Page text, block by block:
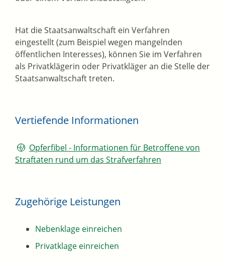
Hat die Staatsanwaltschaft ein Verfahren
eingestellt (zum Beispiel wegen mangelnden
öffentlichen Interesses), können Sie im Verfahren
als Privatklägerin oder Privatkläger an die Stelle der
Staatsanwaltschaft treten.
Vertiefende Informationen
Opferfibel - Informationen für Betroffene von
Straftaten rund um das Strafverfahren
Zugehörige Leistungen
Nebenklage einreichen
Privatklage einreichen